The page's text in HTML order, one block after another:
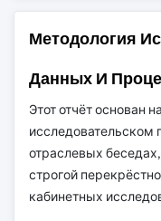
Методология
Данных И
Этот отчёт основан
исследовательском
отраслевых
строгой
кабинетных